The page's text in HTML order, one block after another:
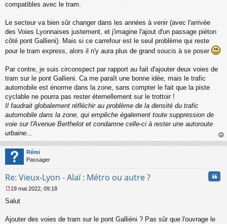
compatibles avec le tram.
Le secteur va bien sûr changer dans les années à venir (avec l'arrivée
des Voies Lyonnaises justement, et j'imagine l'ajout d'un passage piéton
côté pont Gallieni). Mais si ce carrefour est le seul problème qui reste
pour le tram express, alors il n'y aura plus de grand soucis à se poser
Par contre, je suis circonspect par rapport au fait d'ajouter deux voies de
tram sur le pont Gallieni. Ca me paraît une bonne idée, mais le trafic
automobile est énorme dans la zone, sans compter le fait que la piste
cyclable ne pourra pas rester éternellement sur le trottoir !
Il faudrait globalement réfléchir au problème de la densité du trafic
automobile dans la zone, qui empêche également toute suppression de
voie sur l'Avenue Berthelot et condamne celle-ci à rester une autoroute
urbaine...
au
Rémi
Passager
Re: Vieux-Lyon - Alaï : Métro ou autre ?
e
s
19 mai 2022, 09:18
Salut
Ajouter des voies de tram sur le pont Galliéni ? Pas sûr que l'ouvrage le